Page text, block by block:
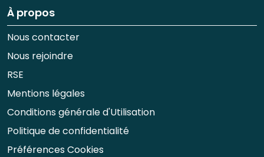
À propos
Nous contacter
Nous rejoindre
RSE
Mentions légales
Conditions générale d'Utilisation
Politique de confidentialité
Préférences Cookies